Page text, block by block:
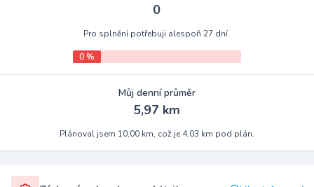
0
Pro splnění potřebuji alespoň 27 dní.
0 %
Můj denní průměr
5,97 km
Plánoval jsem 10,00 km, což je 4,03 km pod plán.